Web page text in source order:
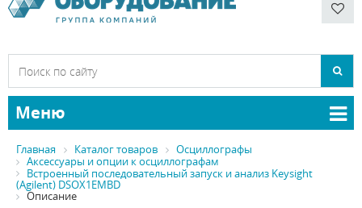
Меню
Главная Каталог товаров
Осциллографы
Аксессуары и опции к осциллографам
Встроенный последовательный запуск и анализ Keysight
(Agilent) DSOX1EMBD
Описание